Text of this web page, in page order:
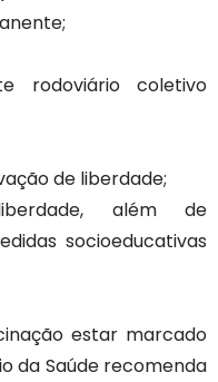
rodoviário coletivo
de liberdade;
além de
socioeducativas
estar marcado
da Saúde recomenda